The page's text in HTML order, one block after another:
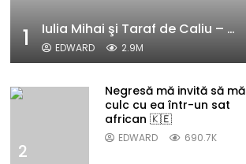
1 Iulia Mihai şi Taraf de Caliu – Alelele sălcioară (@#VedetaPopulară)
EDWARD 2.9M
2
Negresă mă invită să mă
culc cu ea într-un sat
african 🇰🇪
EDWARD 690.7K